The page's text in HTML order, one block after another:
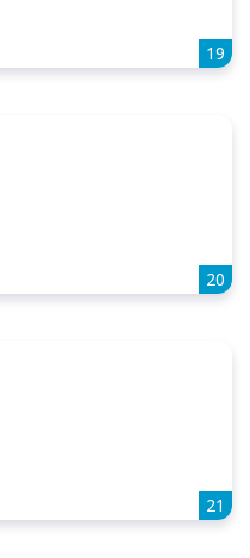
19
20
21